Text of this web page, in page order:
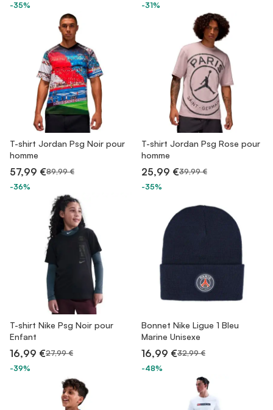
-35%
-31%
T-shirt Jordan Psg Noir pour
homme
57,99 €89,99 €
-36%
T-shirt Jordan Psg Rose pour
homme
25,99 €39,99 €
-35%
T-shirt Nike Psg Noir pour
Enfant
16,99 €27,99 €
-39%
Bonnet Nike Ligue 1 Bleu
Marine Unisexe
16,99 €32,99 €
-48%